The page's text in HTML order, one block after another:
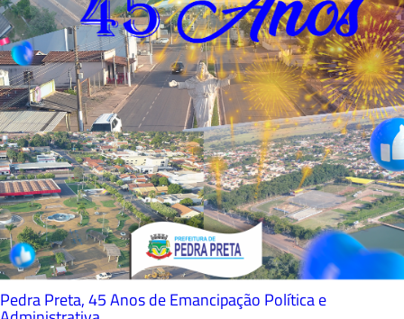
Pedra Preta, 45 Anos de Emancipação Política e